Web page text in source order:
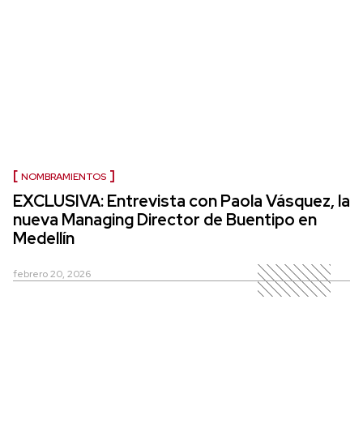
NOMBRAMIENTOS
EXCLUSIVA: Entrevista con Paola Vásquez, la
nueva Managing Director de Buentipo en
Medellín
febrero 20, 2026